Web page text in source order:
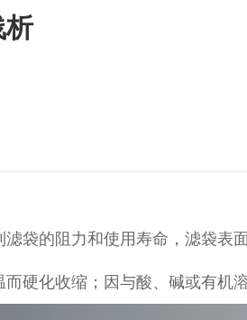
析
袋的阻力和使用寿命，滤袋表
硬化收缩；因与酸、碱或有机